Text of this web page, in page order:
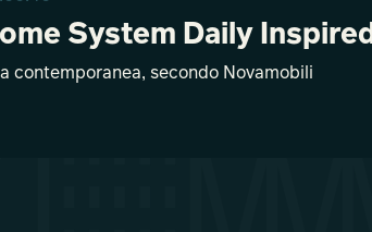
System Daily Inspired
contemporanea, secondo Novamobili